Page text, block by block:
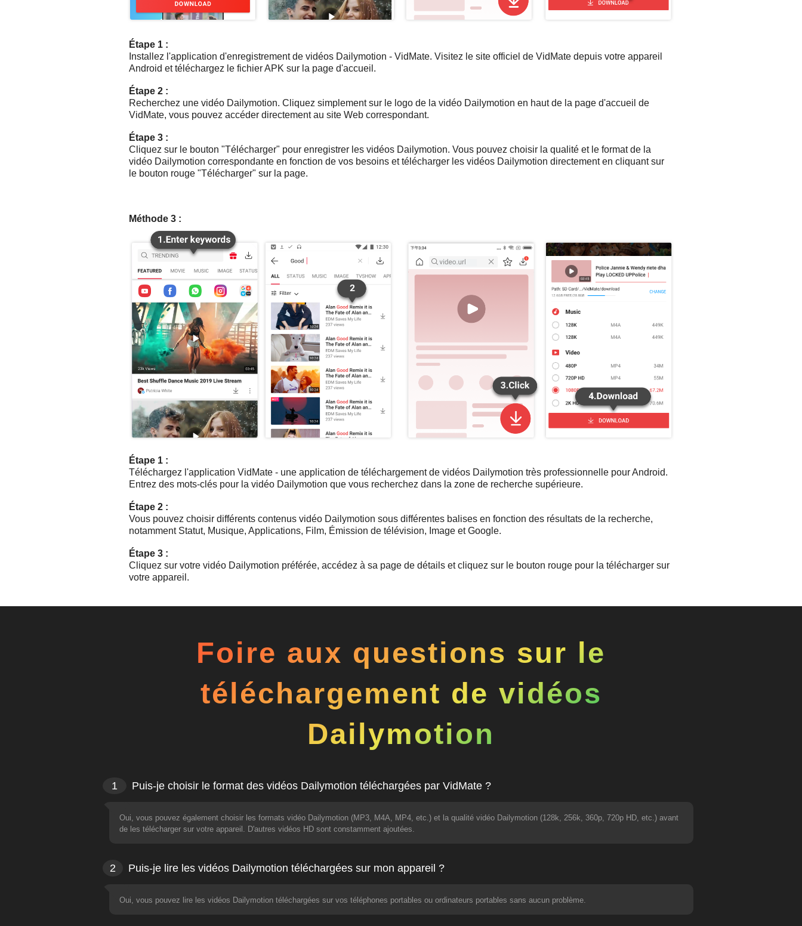
Étape 1 :
Installez l'application d'enregistrement de vidéos Dailymotion - VidMate. Visitez le site officiel de VidMate depuis votre appareil
Android et téléchargez le fichier APK sur la page d'accueil.
Étape 2 :
Recherchez une vidéo Dailymotion. Cliquez simplement sur le logo de la vidéo Dailymotion en haut de la page d'accueil de
VidMate, vous pouvez accéder directement au site Web correspondant.
Étape 3 :
Cliquez sur le bouton "Télécharger" pour enregistrer les vidéos Dailymotion. Vous pouvez choisir la qualité et le format de la
vidéo Dailymotion correspondante en fonction de vos besoins et télécharger les vidéos Dailymotion directement en cliquant sur
le bouton rouge "Télécharger" sur la page.
Méthode 3 :
Étape 1 :
Téléchargez l'application VidMate - une application de téléchargement de vidéos Dailymotion très professionnelle pour Android.
Entrez des mots-clés pour la vidéo Dailymotion que vous recherchez dans la zone de recherche supérieure.
Étape 2 :
Vous pouvez choisir différents contenus vidéo Dailymotion sous différentes balises en fonction des résultats de la recherche,
notamment Statut, Musique, Applications, Film, Émission de télévision, Image et Google.
Étape 3 :
Cliquez sur votre vidéo Dailymotion préférée, accédez à sa page de détails et cliquez sur le bouton rouge pour la télécharger sur
votre appareil.
Foire aux questions sur le
téléchargement de vidéos
Dailymotion
1 Puis-je choisir le format des vidéos Dailymotion téléchargées par VidMate ?
Oui, vous pouvez également choisir les formats vidéo Dailymotion (MP3, M4A, MP4, etc.) et la qualité vidéo Dailymotion (128k, 256k, 360p, 720p HD, etc.) avant
de les télécharger sur votre appareil. D'autres vidéos HD sont constamment ajoutées.
2 Puis-je lire les vidéos Dailymotion téléchargées sur mon appareil ?
Oui, vous pouvez lire les vidéos Dailymotion téléchargées sur vos téléphones portables ou ordinateurs portables sans aucun problème.